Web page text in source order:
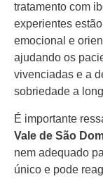
tratamento com
experientes
emocional e
ajudando os
vivenciadas e a
sobriedade a
É importante
Vale de São
nem adequado
único e pode